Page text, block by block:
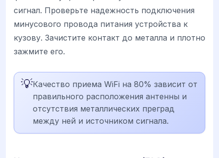
сигнал. Проверьте надежность подключения
минусового провода питания устройства к
кузову. Зачистите контакт до металла и плотно
зажмите его.
💡Качество приема WiFi на 80% зависит от
правильного расположения антенны и
отсутствия металлических преград
между ней и источником сигнала.